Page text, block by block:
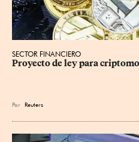
SECTOR FINANCIERO
Proyecto de ley para
Por Reuters